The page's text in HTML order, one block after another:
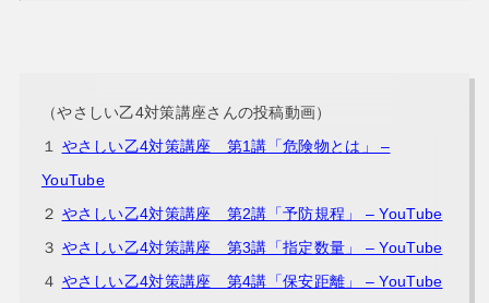
（やさしい乙4対策講座さんの投稿動画）
１ やさしい乙4対策講座 第1講「危険物とは」 –
YouTube
２ やさしい乙4対策講座 第2講「予防規程」 – YouTube
３ やさしい乙4対策講座 第3講「指定数量」 – YouTube
４ やさしい乙4対策講座 第4講「保安距離」 – YouTube